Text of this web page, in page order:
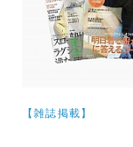
【雑誌掲載】